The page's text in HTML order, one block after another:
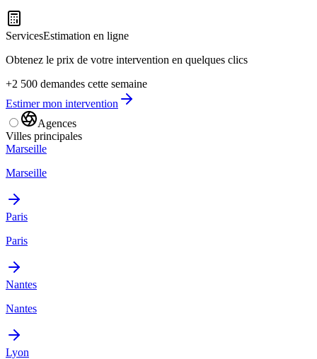
ServicesEstimation en ligne
Obtenez le prix de votre intervention en quelques clics
+2 500 demandes cette semaine
Estimer mon intervention
Agences
Villes principales
Marseille
Marseille
Paris
Paris
Nantes
Nantes
Lyon